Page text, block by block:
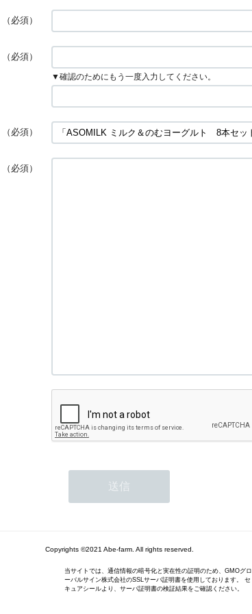
（必須）
（必須）
▼確認のためにもう一度入力してください。
（必須）
（必須）
Copyrights ©2021 Abe-farm. All rights reserved.
当サイトでは、通信情報の暗号化と実在性の証明のため、GMOグロ
ーバルサイン株式会社のSSLサーバ証明書を使用しております。 セ
キュアシールより、サーバ証明書の検証結果をご確認ください。